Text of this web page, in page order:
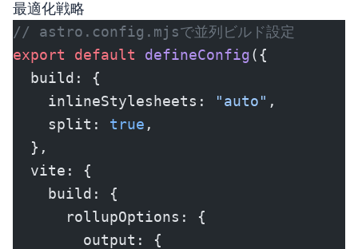
最適化戦略
// astro.config.mjsで並列ビルド設定
export default defineConfig({
  build: {
    inlineStylesheets:
"auto" ,
    split:
true ,
  },
  vite: {
    build: {
      rollupOptions: {
        output: {